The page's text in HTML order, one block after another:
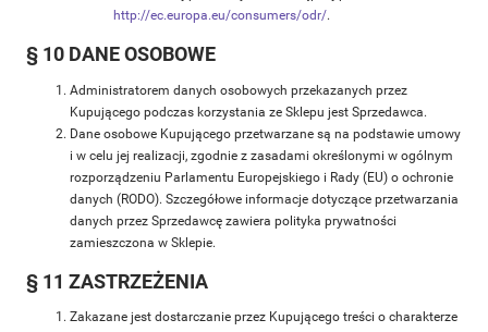
http://ec.europa.eu/consumers/odr/.
§ 10 DANE OSOBOWE
Administratorem danych osobowych przekazanych przez
Kupującego podczas korzystania ze Sklepu jest Sprzedawca.
Dane osobowe Kupującego przetwarzane są na podstawie umowy
i w celu jej realizacji, zgodnie z zasadami określonymi w ogólnym
rozporządzeniu Parlamentu Europejskiego i Rady (EU) o ochronie
danych (RODO). Szczegółowe informacje dotyczące przetwarzania
danych przez Sprzedawcę zawiera polityka prywatności
zamieszczona w Sklepie.
§ 11 ZASTRZEŻENIA
Zakazane jest dostarczanie przez Kupującego treści o charakterze